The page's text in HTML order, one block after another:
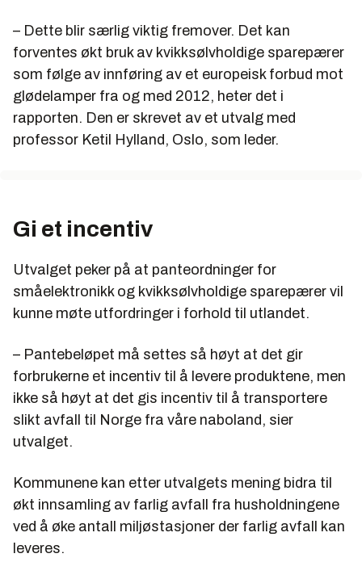
– Dette blir særlig viktig fremover. Det kan
forventes økt bruk av kvikksølvholdige sparepærer
som følge av innføring av et europeisk forbud mot
glødelamper fra og med 2012, heter det i
rapporten. Den er skrevet av et utvalg med
professor Ketil Hylland, Oslo, som leder.
Gi et incentiv
Utvalget peker på at panteordninger for
småelektronikk og kvikksølvholdige sparepærer vil
kunne møte utfordringer i forhold til utlandet.
– Pantebeløpet må settes så høyt at det gir
forbrukerne et incentiv til å levere produktene, men
ikke så høyt at det gis incentiv til å transportere
slikt avfall til Norge fra våre naboland, sier
utvalget.
Kommunene kan etter utvalgets mening bidra til
økt innsamling av farlig avfall fra husholdningene
ved å øke antall miljøstasjoner der farlig avfall kan
leveres.